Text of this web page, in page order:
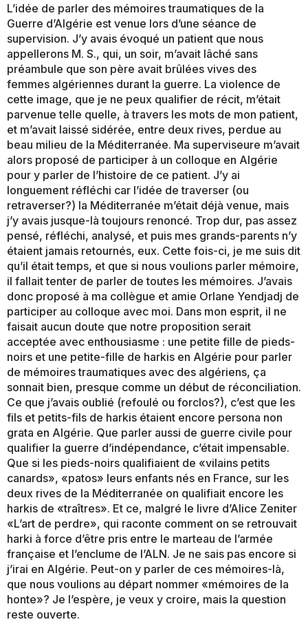
L’idée de parler des mémoires traumatiques de la
Guerre d’Algérie est venue lors d’une séance de
supervision. J’y avais évoqué un patient que nous
appellerons M. S., qui, un soir, m’avait lâché sans
préambule que son père avait brûlées vives des
femmes algériennes durant la guerre. La violence de
cette image, que je ne peux qualifier de récit, m’était
parvenue telle quelle, à travers les mots de mon patient,
et m’avait laissé sidérée, entre deux rives, perdue au
beau milieu de la Méditerranée. Ma superviseure m’avait
alors proposé de participer à un colloque en Algérie
pour y parler de l’histoire de ce patient. J’y ai
longuement réfléchi car l’idée de traverser (ou
retraverser?) la Méditerranée m’était déjà venue, mais
j’y avais jusque-là toujours renoncé. Trop dur, pas assez
pensé, réfléchi, analysé, et puis mes grands-parents n’y
étaient jamais retournés, eux. Cette fois-ci, je me suis dit
qu’il était temps, et que si nous voulions parler mémoire,
il fallait tenter de parler de toutes les mémoires. J’avais
donc proposé à ma collègue et amie Orlane Yendjadj de
participer au colloque avec moi. Dans mon esprit, il ne
faisait aucun doute que notre proposition serait
acceptée avec enthousiasme : une petite fille de pieds-
noirs et une petite-fille de harkis en Algérie pour parler
de mémoires traumatiques avec des algériens, ça
sonnait bien, presque comme un début de réconciliation.
Ce que j’avais oublié (refoulé ou forclos?), c’est que les
fils et petits-fils de harkis étaient encore persona non
grata en Algérie. Que parler aussi de guerre civile pour
qualifier la guerre d’indépendance, c’était impensable.
Que si les pieds-noirs qualifiaient de «vilains petits
canards», «patos» leurs enfants nés en France, sur les
deux rives de la Méditerranée on qualifiait encore les
harkis de «traîtres». Et ce, malgré le livre d’Alice Zeniter
«L’art de perdre», qui raconte comment on se retrouvait
harki à force d’être pris entre le marteau de l’armée
française et l’enclume de l’ALN. Je ne sais pas encore si
j’irai en Algérie. Peut-on y parler de ces mémoires-là,
que nous voulions au départ nommer «mémoires de la
honte»? Je l’espère, je veux y croire, mais la question
reste ouverte.